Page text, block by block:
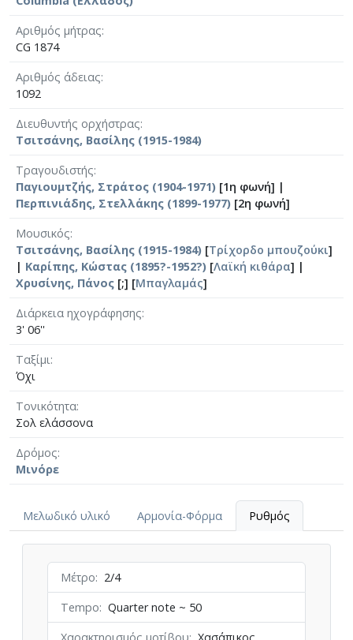
Αριθμός μήτρας
CG 1874
Αριθμός άδειας
1092
Διευθυντής ορχήστρας
Τσιτσάνης, Βασίλης (1915-1984)
Τραγουδιστής
Παγιουμτζής, Στράτος (1904-1971) [1η φωνή] |
Περπινιάδης, Στελλάκης (1899-1977) [2η φωνή]
Μουσικός
Τσιτσάνης, Βασίλης (1915-1984) [Τρίχορδο μπουζούκι]
| Καρίπης, Κώστας (1895?-1952?) [Λαϊκή κιθάρα] |
Χρυσίνης, Πάνος [;] [Μπαγλαμάς]
Διάρκεια ηχογράφησης
3' 06''
Ταξίμι
Όχι
Τονικότητα
Σολ ελάσσονα
Δρόμος
Μινόρε
Μελωδικό υλικό Αρμονία-Φόρμα Ρυθμός
Μέτρο
2/4
Tempo
Quarter note ~ 50